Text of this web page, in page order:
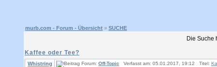
murb.com - Forum - Übersicht » SUCHE
Die Suche
Kaffee oder Tee?
Whistring Forum: Off-Topic Verfasst am: 05.01.2017, 19:12 Titel: